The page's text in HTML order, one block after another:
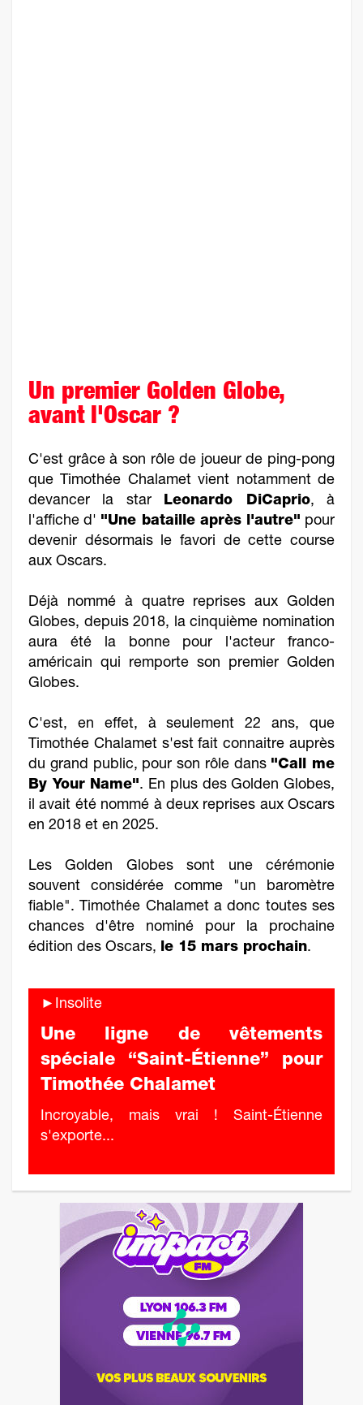
Un premier Golden Globe,
avant l'Oscar ?
C'est grâce à son rôle de joueur de ping-pong
que Timothée Chalamet vient notamment de
devancer la star Leonardo DiCaprio, à
l'affiche d' "Une bataille après l'autre" pour
devenir désormais le favori de cette course
aux Oscars.
Déjà nommé à quatre reprises aux Golden
Globes, depuis 2018, la cinquième nomination
aura été la bonne pour l'acteur franco-
américain qui remporte son premier Golden
Globes.
C'est, en effet, à seulement 22 ans, que
Timothée Chalamet s'est fait connaitre auprès
du grand public, pour son rôle dans "Call me
By Your Name". En plus des Golden Globes,
il avait été nommé à deux reprises aux Oscars
en 2018 et en 2025.
Les Golden Globes sont une cérémonie
souvent considérée comme "un baromètre
fiable". Timothée Chalamet a donc toutes ses
chances d'être nominé pour la prochaine
édition des Oscars, le 15 mars prochain.
►Insolite
Une ligne de vêtements
spéciale “Saint-Étienne” pour
Timothée Chalamet
Incroyable, mais vrai ! Saint-Étienne
s'exporte...